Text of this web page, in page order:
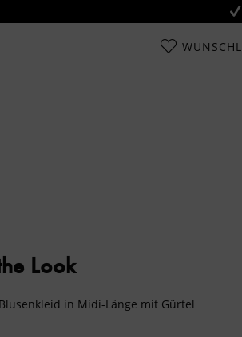
Look
in Midi-Länge mit Gürtel